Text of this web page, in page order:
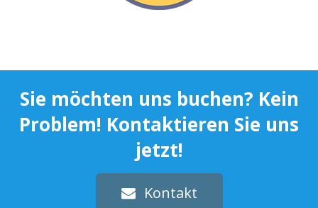
Sie möchten uns buchen? Kein
Problem! Kontaktieren Sie uns
jetzt!
Kontakt